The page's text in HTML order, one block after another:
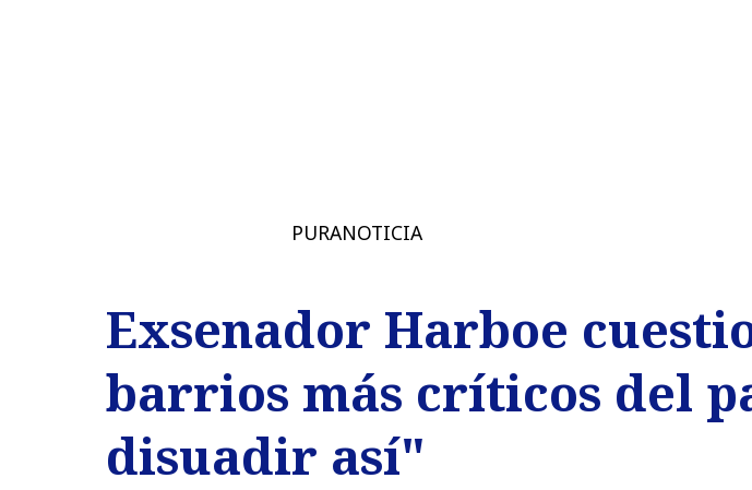
PURANOTICIA
Exsenador Harboe
barrios más críticos del
disuadir así"